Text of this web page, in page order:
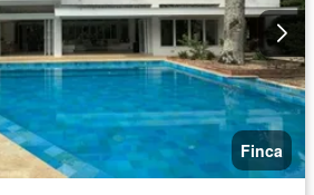
Finca